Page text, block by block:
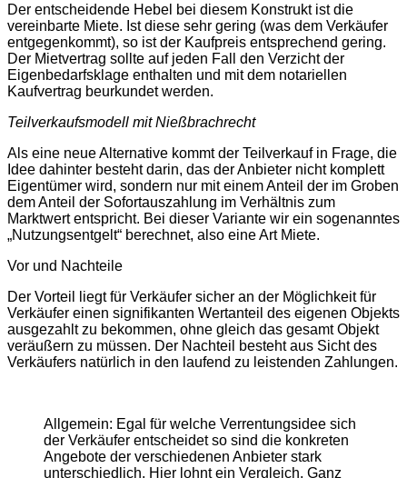
Der entscheidende Hebel bei diesem Konstrukt ist die
vereinbarte Miete. Ist diese sehr gering (was dem Verkäufer
entgegenkommt), so ist der Kaufpreis entsprechend gering.
Der Mietvertrag sollte auf jeden Fall den Verzicht der
Eigenbedarfsklage enthalten und mit dem notariellen
Kaufvertrag beurkundet werden.
Teilverkaufsmodell mit Nießbrachrecht
Als eine neue Alternative kommt der Teilverkauf in Frage, die
Idee dahinter besteht darin, das der Anbieter nicht komplett
Eigentümer wird, sondern nur mit einem Anteil der im Groben
dem Anteil der Sofortauszahlung im Verhältnis zum
Marktwert entspricht. Bei dieser Variante wir ein sogenanntes
„Nutzungsentgelt“ berechnet, also eine Art Miete.
Vor und Nachteile
Der Vorteil liegt für Verkäufer sicher an der Möglichkeit für
Verkäufer einen signifikanten Wertanteil des eigenen Objekts
ausgezahlt zu bekommen, ohne gleich das gesamt Objekt
veräußern zu müssen. Der Nachteil besteht aus Sicht des
Verkäufers natürlich in den laufend zu leistenden Zahlungen.
Allgemein: Egal für welche Verrentungsidee sich
der Verkäufer entscheidet so sind die konkreten
Angebote der verschiedenen Anbieter stark
unterschiedlich. Hier lohnt ein Vergleich. Ganz